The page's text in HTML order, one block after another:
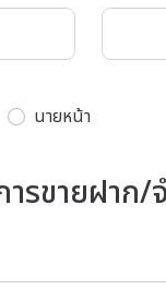
นายหน้า
รขายฝาก/